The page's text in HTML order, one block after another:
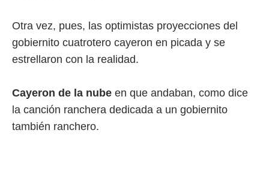
Otra vez, pues, las optimistas proyecciones del
gobiernito cuatrotero cayeron en picada y se
estrellaron con la realidad.
Cayeron de la nube en que andaban, como dice
la canción ranchera dedicada a un gobiernito
también ranchero.